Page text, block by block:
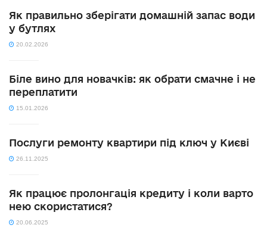
Як правильно зберігати домашній запас води
у бутлях
20.02.2026
Біле вино для новачків: як обрати смачне і не
переплатити
15.01.2026
Послуги ремонту квартири під ключ у Києві
26.11.2025
Як працює пролонгація кредиту і коли варто
нею скористатися?
20.06.2025